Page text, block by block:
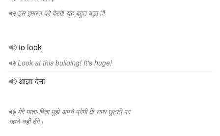
इस इमारत को देखो! यह बहुत बड़ा है!
to look
Look at this building! It's huge!
आज्ञा देना
मेरे माता-पिता मुझे अपने प्रेमी के साथ छुट्टी पर
जाने नहीं देंगे।